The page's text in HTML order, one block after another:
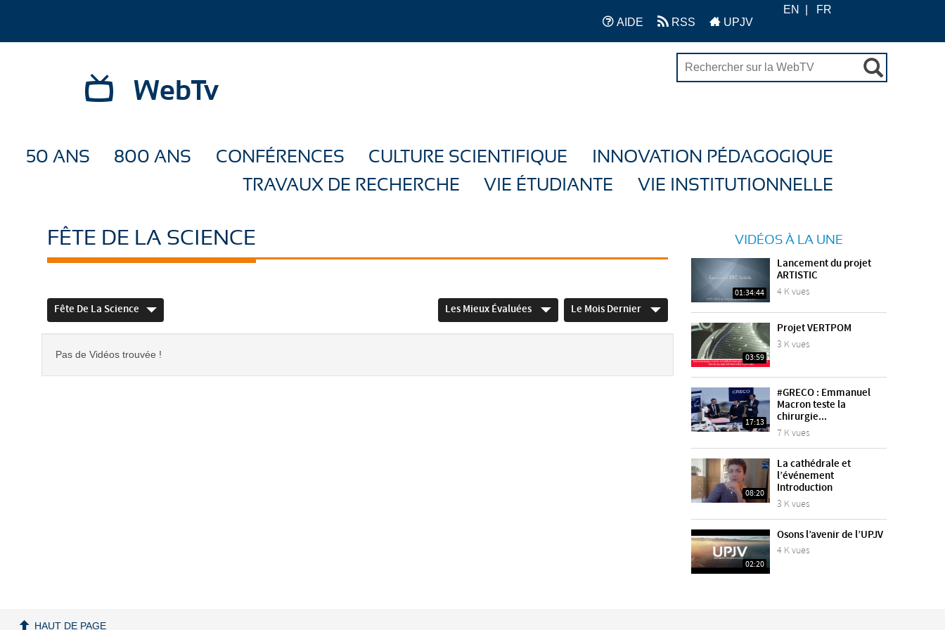
AIDE RSS UPJV
EN FR
WebTv
50 ANS 800 ANS CONFÉRENCES CULTURE SCIENTIFIQUE
INNOVATION PÉDAGOGIQUE
TRAVAUX DE RECHERCHE
VIE ÉTUDIANTE VIE INSTITUTIONNELLE
FÊTE DE LA SCIENCE
Fête De La Science Les Mieux Évaluées Le Mois Dernier
Pas de Vidéos trouvée !
VIDÉOS À LA UNE
01:34:44
Lancement du projet
ARTISTIC
4 K vues
03:59
Projet VERTPOM
3 K vues
17:13
#GRECO : Emmanuel
Macron teste la
chirurgie...
7 K vues
08:20
La cathédrale et
l’événement
Introduction
3 K vues
02:20
Osons l’avenir de l’UPJV
4 K vues
HAUT DE PAGE